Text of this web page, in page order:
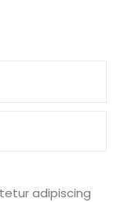
adipiscing